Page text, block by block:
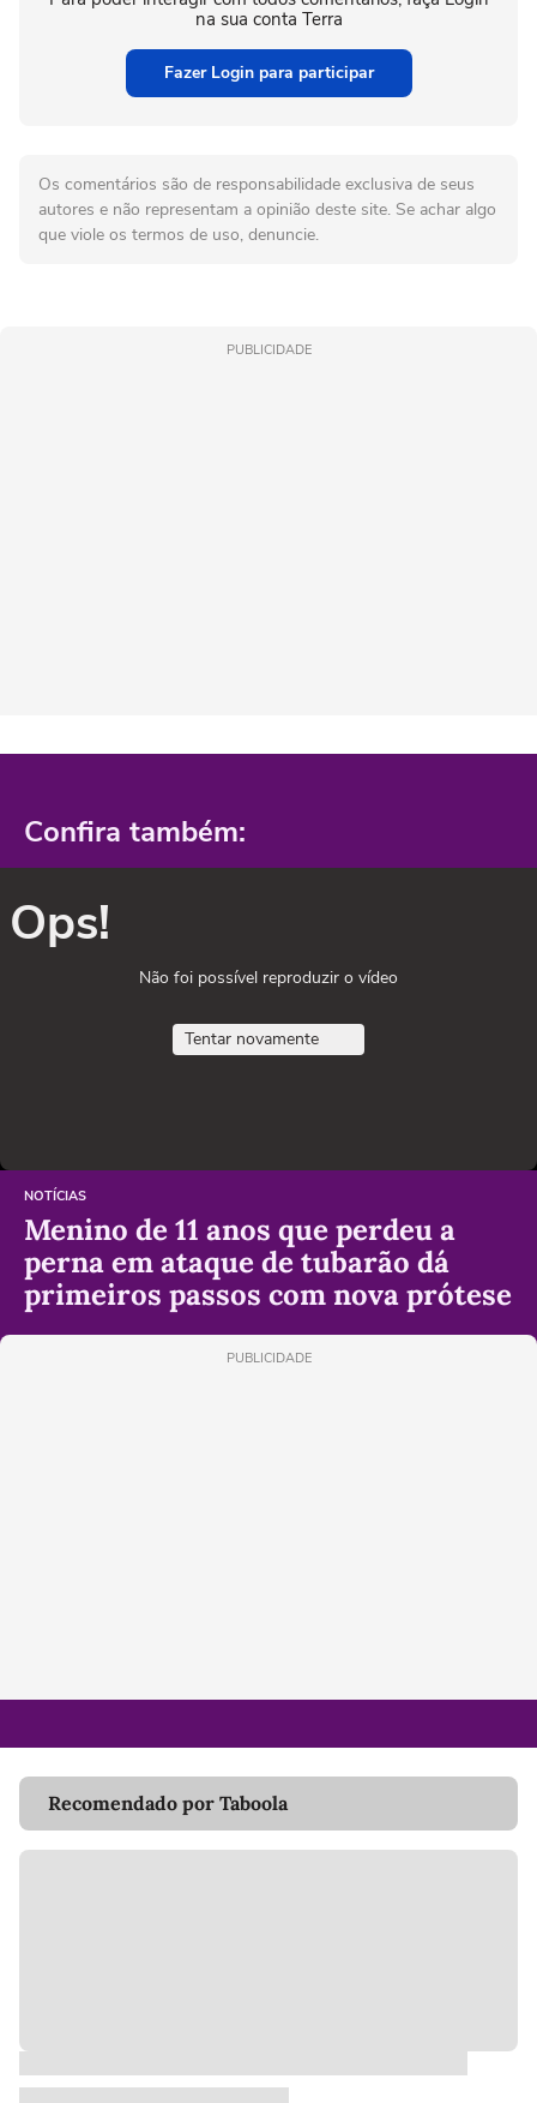
na sua conta Terra
Fazer Login para participar
Os comentários são de responsabilidade exclusiva de seus
autores e não representam a opinião deste site. Se achar algo
que viole os termos de uso, denuncie.
PUBLICIDADE
Confira também:
Ops!
Não foi possível reproduzir o vídeo
Tentar novamente
NOTÍCIAS
Menino de 11 anos que perdeu a
perna em ataque de tubarão dá
primeiros passos com nova prótese
PUBLICIDADE
Recomendado por Taboola